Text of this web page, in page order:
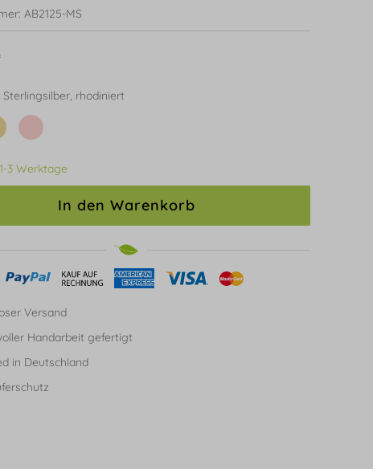
AB2125-MS
Sterlingsilber, rhodiniert
1-3 Werktage
In den Warenkorb
Versand
Handarbeit gefertigt
in Deutschland